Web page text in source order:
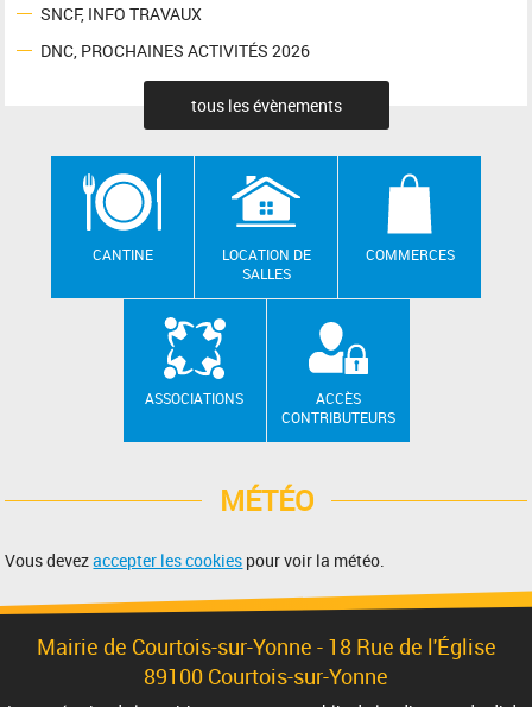
SNCF, INFO TRAVAUX
DNC, PROCHAINES ACTIVITÉS 2026
tous les évènements
CANTINE
LOCATION DE
SALLES
COMMERCES
ASSOCIATIONS
ACCÈS
CONTRIBUTEURS
MÉTÉO
Vous devezaccepter les cookies pour voir la météo.
Mairie de Courtois-sur-Yonne - 18 Rue de l'Église
89100 Courtois-sur-Yonne